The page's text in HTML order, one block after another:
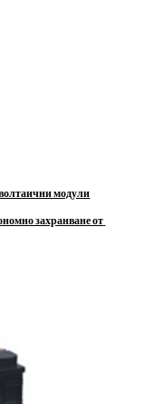
модули
захранване от